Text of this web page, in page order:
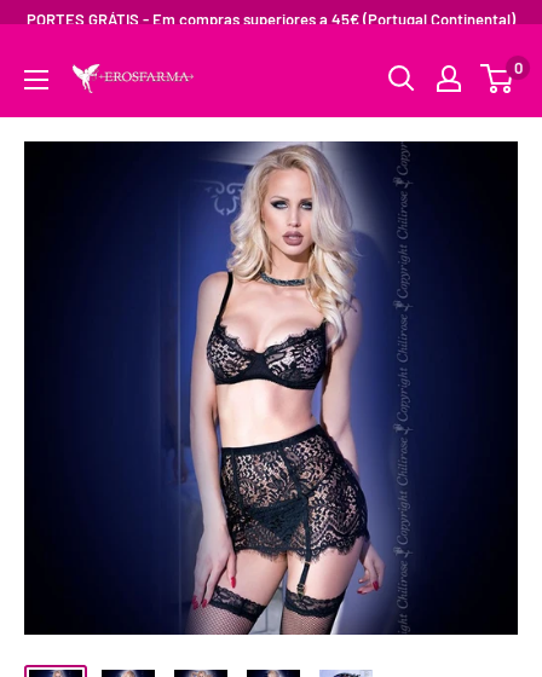
PORTES GRÁTIS - Em compras superiores a 45€ (Portugal Continental)
0